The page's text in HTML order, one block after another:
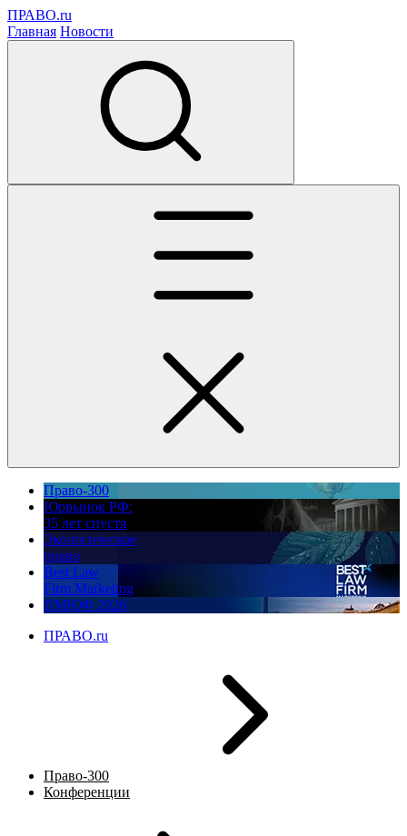
ПРАВО.ru
Главная Новости
Право-300
Юррынок РФ:
35 лет спустя
Экологическое
право
Best Law
Firm Marketing
ПМЮФ 2026
ПРАВО.ru
Право-300
Конференции